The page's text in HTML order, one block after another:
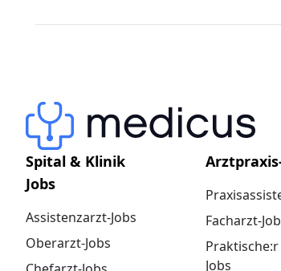
Spital & Klinik
Jobs
Assistenzarzt-Jobs
Oberarzt-Jobs
Facharzt-
Jobs